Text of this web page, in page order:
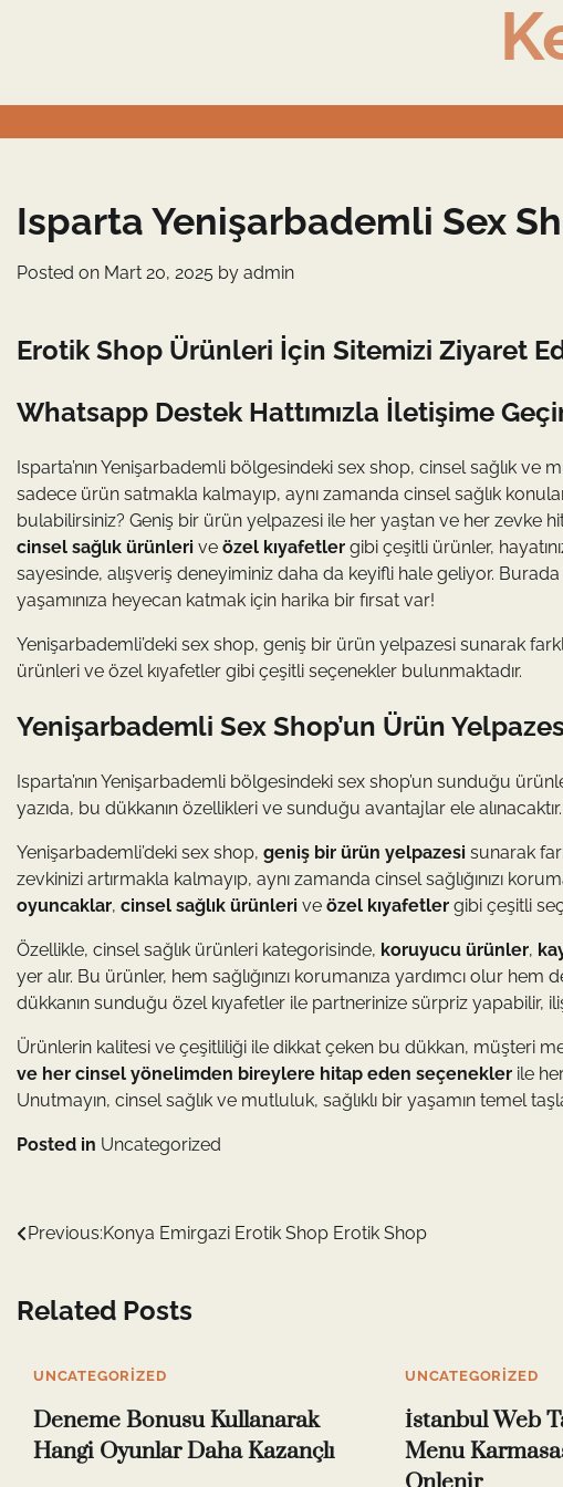
Isparta Yenişarbademli Sex
Posted on Mart 20, 2025 by admin
Erotik Shop Ürünleri İçin Sitemizi Ziyaret
Whatsapp Destek Hattımızla İletişime
Isparta’nın Yenişarbademli bölgesindeki sex shop, cinsel sağlık
sadece ürün satmakla kalmayıp, aynı zamanda cinsel sağlık
bulabilirsiniz? Geniş bir ürün yelpazesi ile her yaştan ve her zevke
cinsel sağlık ürünleri ve özel kıyafetler gibi çeşitli ürünler,
sayesinde, alışveriş deneyiminiz daha da keyifli hale geliyor.
yaşamınıza heyecan katmak için harika bir fırsat var!
Yenişarbademli’deki sex shop, geniş bir ürün yelpazesi sunarak
ürünleri ve özel kıyafetler gibi çeşitli seçenekler bulunmaktadır.
Yenişarbademli Sex Shop’un Ürün
Isparta’nın Yenişarbademli bölgesindeki sex shop’un sunduğu
yazıda, bu dükkanın özellikleri ve sunduğu avantajlar ele alınacaktır.
Yenişarbademli’deki sex shop, geniş bir ürün yelpazesi sunarak
zevkinizi artırmakla kalmayıp, aynı zamanda cinsel sağlığınızı
oyuncaklar, cinsel sağlık ürünleri ve özel kıyafetler gibi çeşitli
Özellikle, cinsel sağlık ürünleri kategorisinde, koruyucu ürünler,
yer alır. Bu ürünler, hem sağlığınızı korumanıza yardımcı olur
dükkanın sunduğu özel kıyafetler ile partnerinize sürpriz yapabilir,
Ürünlerin kalitesi ve çeşitliliği ile dikkat çeken bu dükkan, müşteri
ve her cinsel yönelimden bireylere hitap eden seçenekler ile
Unutmayın, cinsel sağlık ve mutluluk, sağlıklı bir yaşamın temel
Posted in Uncategorized
Yazı
Previous:Konya Emirgazi Erotik Shop Erotik Shop
Related Posts
UNCATEGORIZED
Deneme Bonusu Kullanarak
Hangi Oyunlar Daha Kazançlı
UNCATEGORIZED
İstanbul Web
Menu